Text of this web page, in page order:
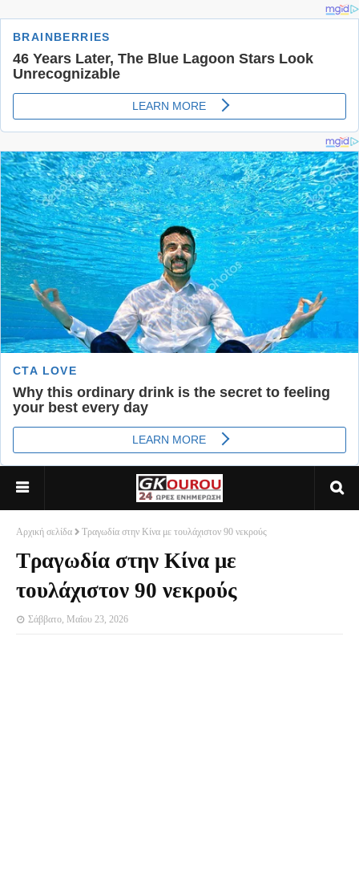
Αρχική σελίδα Τραγωδία στην Κίνα με τουλάχιστον 90 νεκρούς
Τραγωδία στην Κίνα με
τουλάχιστον 90 νεκρούς
Σάββατο, Μαΐου 23, 2026